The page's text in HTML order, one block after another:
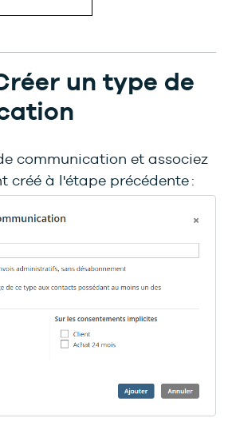
un type de
communication et associez
créé à l'étape précédente :